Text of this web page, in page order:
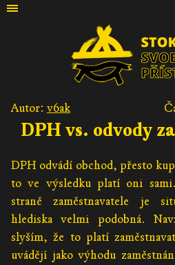
Autor: v6ak
DPH vs. odvody
DPH odvádí obchod, přesto
to ve výsledku platí oni
straně zaměstnavatele je
hlediska velmi podobná.
slyším, že to platí
uvádějí jako výhodu